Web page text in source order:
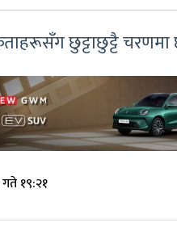
छुट्टाछुट्टै
१९:२१